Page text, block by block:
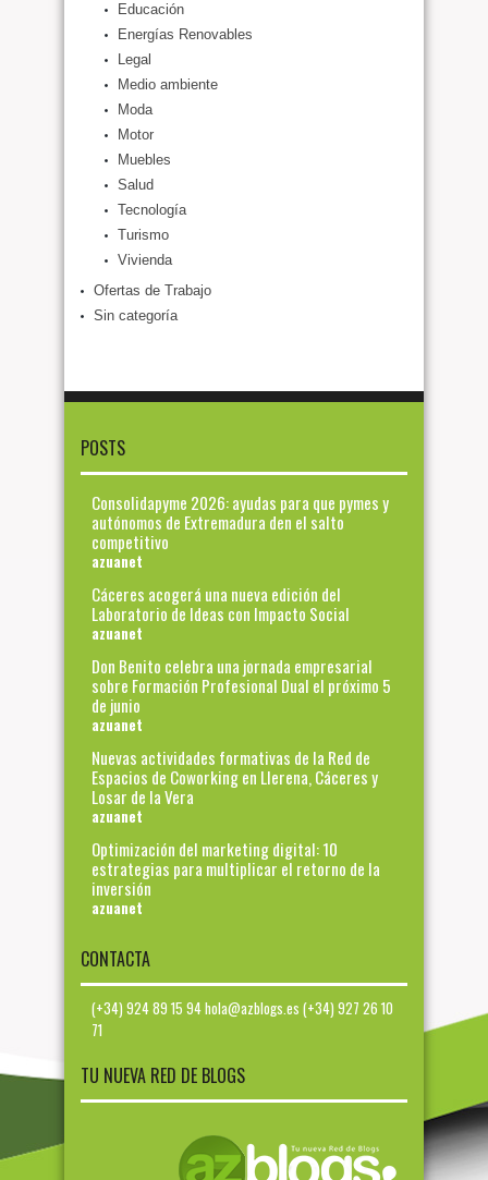
Educación
Energías Renovables
Legal
Medio ambiente
Moda
Motor
Muebles
Salud
Tecnología
Turismo
Vivienda
Ofertas de Trabajo
Sin categoría
POSTS
Consolidapyme 2026: ayudas para que pymes y
autónomos de Extremadura den el salto
competitivo
azuanet
Cáceres acogerá una nueva edición del
Laboratorio de Ideas con Impacto Social
azuanet
Don Benito celebra una jornada empresarial
sobre Formación Profesional Dual el próximo 5
de junio
azuanet
Nuevas actividades formativas de la Red de
Espacios de Coworking en Llerena, Cáceres y
Losar de la Vera
azuanet
Optimización del marketing digital: 10
estrategias para multiplicar el retorno de la
inversión
azuanet
CONTACTA
(+34) 924 89 15 94 hola@azblogs.es (+34) 927 26 10
71
TU NUEVA RED DE BLOGS